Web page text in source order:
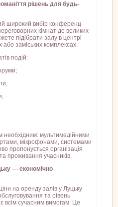
рішень для будь-
широкий вибір конференц-
кімнат до великих
підібрати залу в центрі
або заміських комплексах.
подій:
необхідним: мультимедійними
мікрофонами, системами
пропонується організація
проживання учасників.
— економічно
на оренду залів у Луцьку
та рівень
всім сучасним вимогам. Це